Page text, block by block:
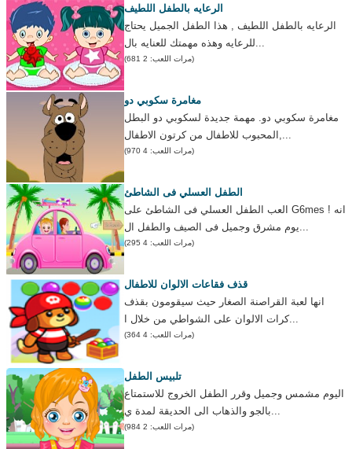
الرعايه بالطفل اللطيف
الرعايه بالطفل اللطيف , هذا الطفل الجميل يحتاج
للرعايه وهذه مهمتك للعنايه بال...
(مرات اللعب: 2 681)
مغامرة سكوبي دو
مغامرة سكوبي دو. مهمة جديدة لسكوبي دو البطل
المحبوب للاطفال من كرتون الاطفال,...
(مرات اللعب: 4 970)
الطفل العسلي فى الشاطئ
العب الطفل العسلي فى الشاطئ على G6mes ! انه
يوم مشرق وجميل فى الصيف والطفل ال...
(مرات اللعب: 4 295)
قذف فقاعات الالوان للاطفال
انها لعبة القراصنة الصغار حيث سيقومون بقذف
كرات الالوان على الشواطي من خلال ا...
(مرات اللعب: 4 364)
تلبيس الطفل
اليوم مشمس وجميل وقرر الطفل الخروج للاستمتاع
بالجو والذهاب الى الحديقة لمدة ي...
(مرات اللعب: 2 984)